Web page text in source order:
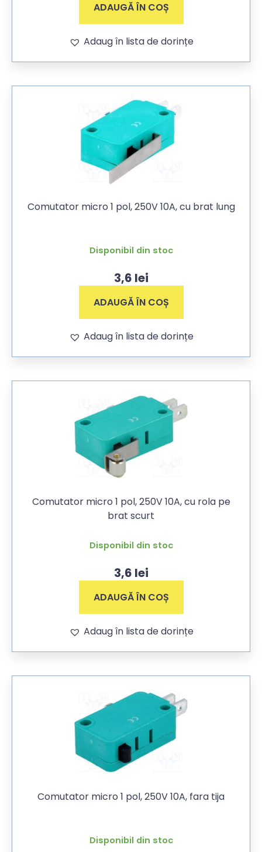
ADAUGĂ ÎN COȘ
Adaug în lista de dorințe
Comutator micro 1 pol, 250V 10A, cu brat lung
Disponibil din stoc
3,6 lei
ADAUGĂ ÎN COȘ
Adaug în lista de dorințe
Comutator micro 1 pol, 250V 10A, cu rola pe
brat scurt
Disponibil din stoc
3,6 lei
ADAUGĂ ÎN COȘ
Adaug în lista de dorințe
Comutator micro 1 pol, 250V 10A, fara tija
Disponibil din stoc